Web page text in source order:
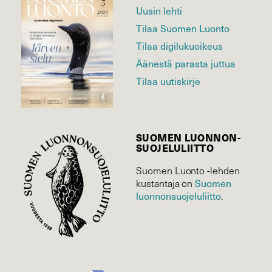
Uusin lehti
Tilaa Suomen Luonto
Tilaa digilukuoikeus
Äänestä parasta juttua
Tilaa uutiskirje
SUOMEN LUONNON­
SUOJELU­LIITTO
Suomen Luonto -lehden
kustantaja onSuomen
luonnonsuojelu­liitto.